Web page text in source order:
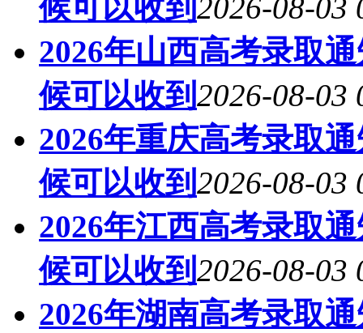
候可以收到 2026-08-03
2026年山西高考录取
候可以收到 2026-08-03
2026年重庆高考录取
候可以收到 2026-08-03
2026年江西高考录取
候可以收到 2026-08-03
2026年湖南高考录取